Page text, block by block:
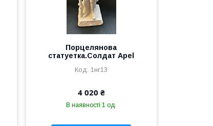
Порцелянова
статуетка.Солдат Apel
1нг13
4 020 ₴
В наявності 1 од.